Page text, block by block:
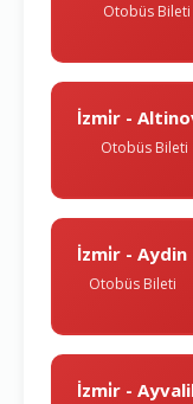
Otobüs Bileti
İzmi̇r -
Otobüs Bileti
İzmi̇r - Aydin
Otobüs Bileti
İzmi̇r -